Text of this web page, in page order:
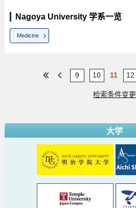
Nagoya University 学系一览
Medicine
9 10 11 12
检索条件变更
大学